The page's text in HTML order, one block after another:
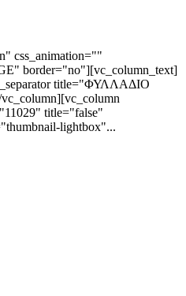
css_animation=""
border="no"][vc_column_text]
title="ΦΥΛΛΑΔΙΟ
title="false"
lightbox"...